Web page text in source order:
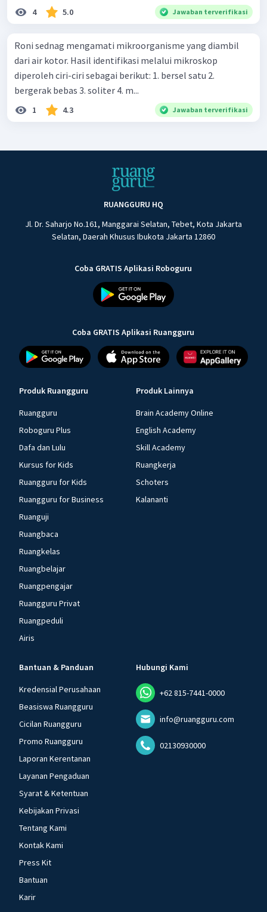
4 5.0 Jawaban terverifikasi
Roni sednag mengamati mikroorganisme yang diambil
dari air kotor. Hasil identifikasi melalui mikroskop
diperoleh ciri-ciri sebagai berikut: 1. bersel satu 2.
bergerak bebas 3. soliter 4. m...
1 4.3 Jawaban terverifikasi
RUANGGURU HQ
Jl. Dr. Saharjo No.161, Manggarai Selatan, Tebet, Kota Jakarta
Selatan, Daerah Khusus Ibukota Jakarta 12860
Coba GRATIS Aplikasi Roboguru
Coba GRATIS Aplikasi Ruangguru
Produk Ruangguru
Ruangguru
Roboguru Plus
Dafa dan Lulu
Kursus for Kids
Ruangguru for Kids
Ruangguru for Business
Ruanguji
Ruangbaca
Ruangkelas
Ruangbelajar
Ruangpengajar
Ruangguru Privat
Ruangpeduli
Airis
Produk Lainnya
Brain Academy Online
English Academy
Skill Academy
Ruangkerja
Schoters
Kalananti
Bantuan & Panduan
Kredensial Perusahaan
Beasiswa Ruangguru
Cicilan Ruangguru
Promo Ruangguru
Laporan Kerentanan
Layanan Pengaduan
Syarat & Ketentuan
Kebijakan Privasi
Tentang Kami
Kontak Kami
Press Kit
Bantuan
Karir
Hubungi Kami
+62 815-7441-0000
info@ruangguru.com
02130930000